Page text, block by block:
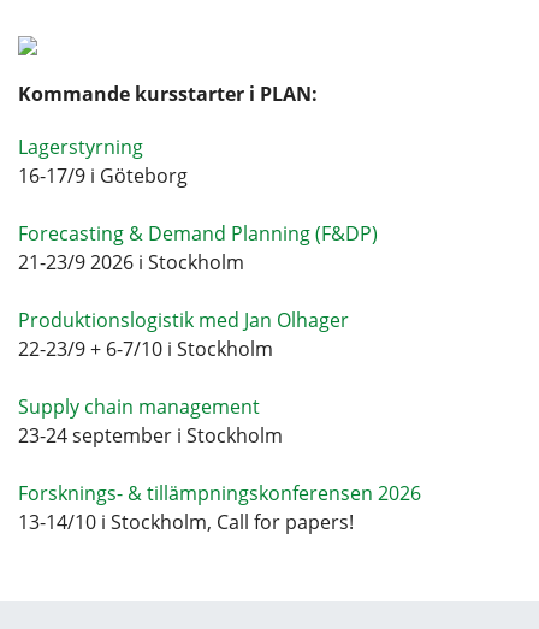
Kommande kursstarter i PLAN:
Lagerstyrning
16-17/9 i Göteborg
Forecasting & Demand Planning (F&DP)
21-23/9 2026 i Stockholm
Produktionslogistik med Jan Olhager
22-23/9 + 6-7/10 i Stockholm
Supply chain management
23-24 september i Stockholm
Forsknings- & tillämpningskonferensen 2026
13-14/10 i Stockholm, Call for papers!